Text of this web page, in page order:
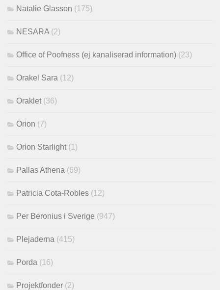
Natalie Glasson (175)
NESARA (2)
Office of Poofness (ej kanaliserad information) (23)
Orakel Sara (12)
Oraklet (36)
Orion (7)
Orion Starlight (1)
Pallas Athena (69)
Patricia Cota-Robles (12)
Per Beronius i Sverige (947)
Plejaderna (415)
Porda (16)
Projektfonder (2)